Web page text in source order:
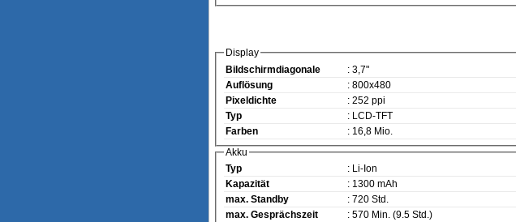
Display
Bildschirmdiagonale
: 3,7"
Auflösung
: 800x480
Pixeldichte
: 252 ppi
Typ
: LCD-TFT
Farben
: 16,8 Mio.
Akku
Typ
: Li-Ion
Kapazität
: 1300 mAh
max. Standby
: 720 Std.
max. Gesprächszeit
: 570 Min. (9.5 Std.)